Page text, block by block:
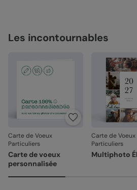
Les incontournables
Carte de Voeux
Particuliers
Carte de voeux
personnalisée
Carte de Voeux
Particuliers
Multiphoto